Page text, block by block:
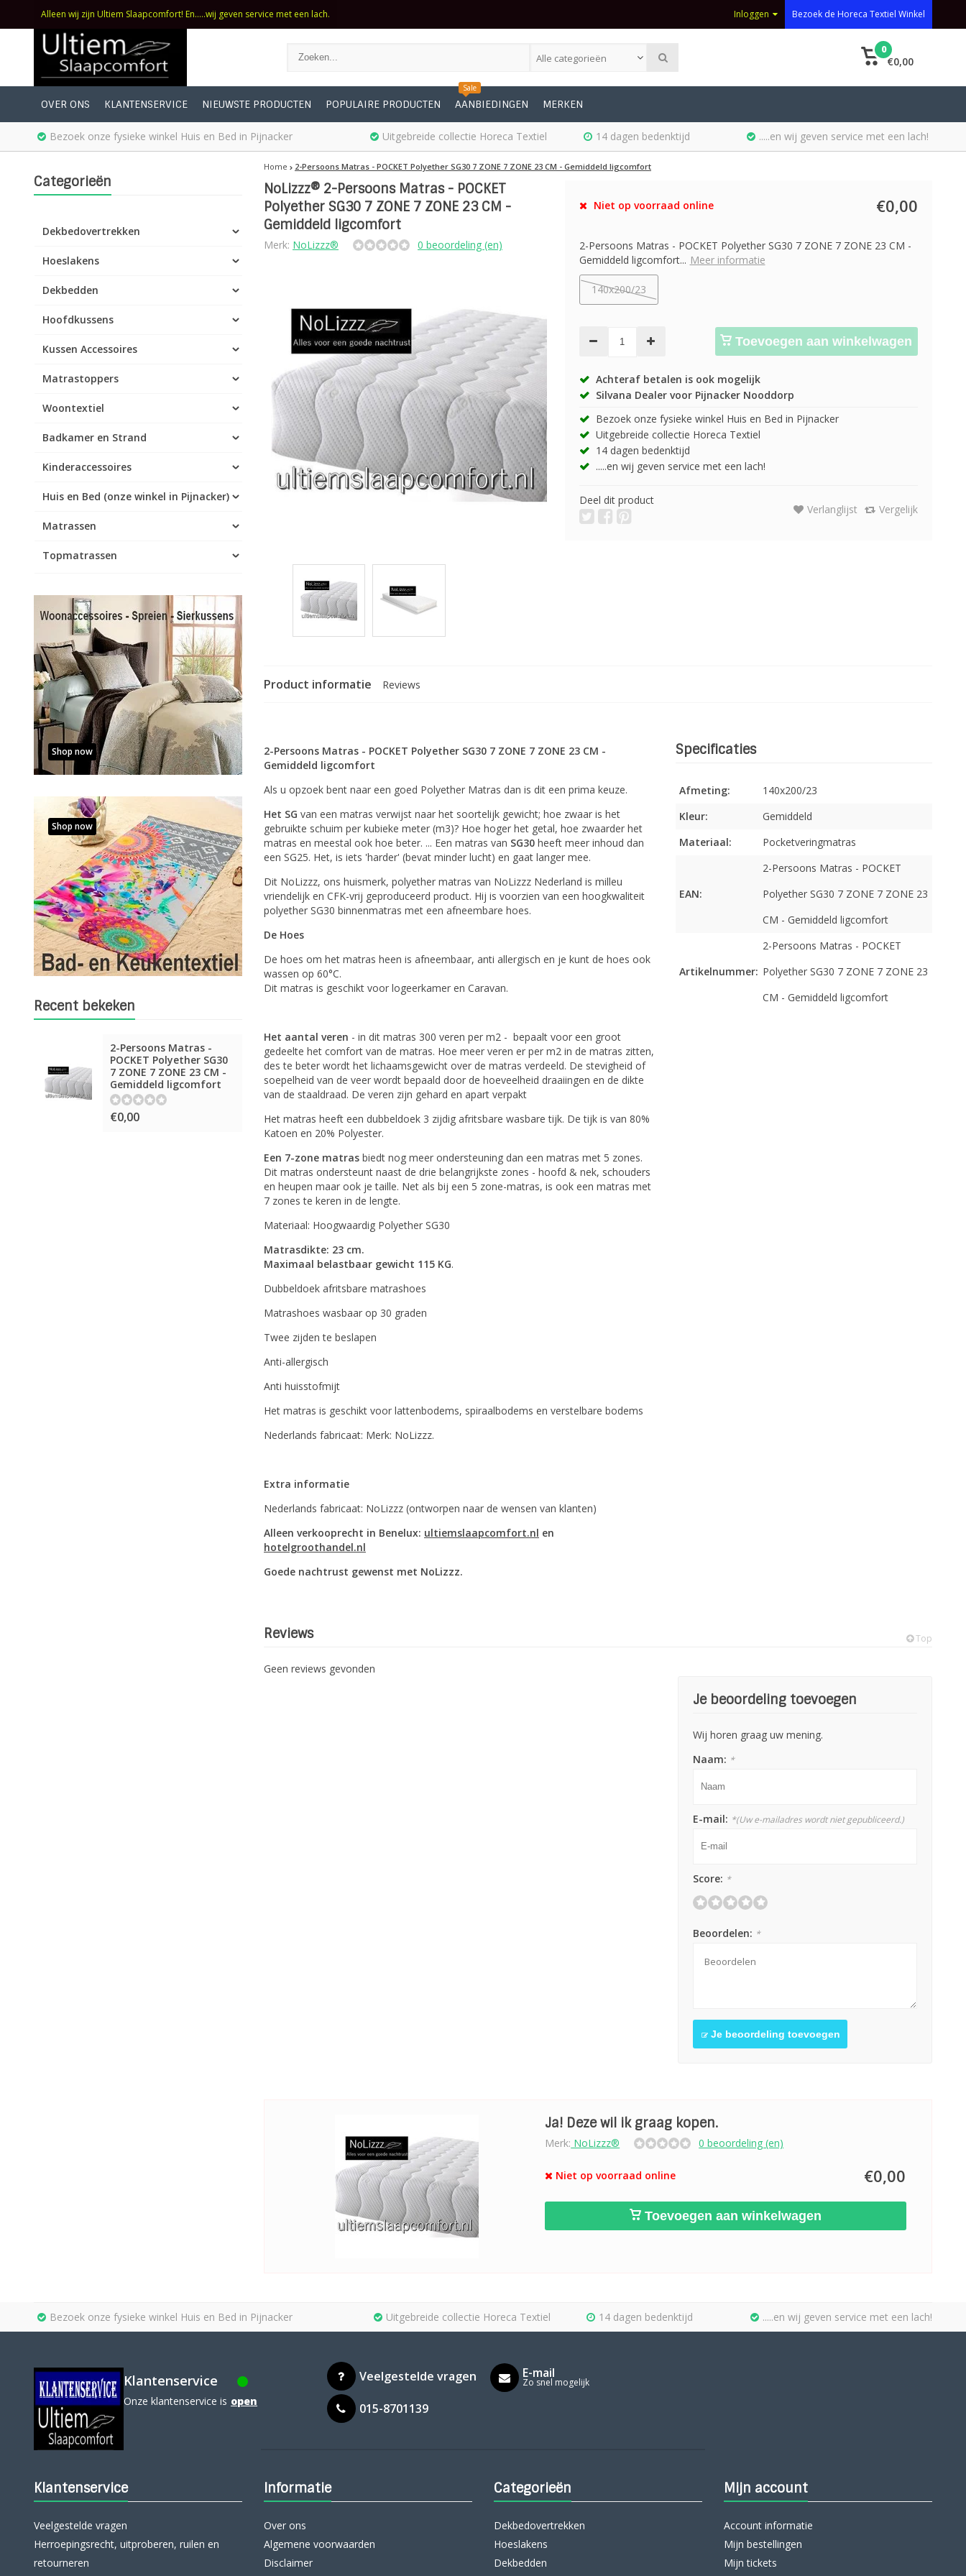
Alleen wij zijn Ultiem Slaapcomfort! En.....wij geven service met een lach. Inloggen Bezoek de Horeca Textiel Winkel
Alle categorieën
0
€0,00
OVER ONS KLANTENSERVICE NIEUWSTE PRODUCTEN POPULAIRE PRODUCTEN
Sale
AANBIEDINGEN MERKEN
Bezoek onze fysieke winkel Huis en Bed in Pijnacker Uitgebreide collectie Horeca Textiel 14 dagen bedenktijd .....en wij geven service met een lach!
Categorieën
Dekbedovertrekken
Hoeslakens
Dekbedden
Hoofdkussens
Kussen Accessoires
Matrastoppers
Woontextiel
Badkamer en Strand
Kinderaccessoires
Huis en Bed (onze winkel in Pijnacker)
Matrassen
Topmatrassen
Shop now
Shop now
Recent bekeken
2-Persoons Matras -
POCKET Polyether SG30
7 ZONE 7 ZONE 23 CM -
Gemiddeld ligcomfort
€0,00
Home 2-Persoons Matras - POCKET Polyether SG30 7 ZONE 7 ZONE 23 CM - Gemiddeld ligcomfort
NoLizzz® 2-Persoons Matras - POCKET
Polyether SG30 7 ZONE 7 ZONE 23 CM -
Gemiddeld ligcomfort
Merk: NoLizzz® 0 beoordeling (en)
Niet op voorraad online €0,00
2-Persoons Matras - POCKET Polyether SG30 7 ZONE 7 ZONE 23 CM -
Gemiddeld ligcomfort... Meer informatie
140x200/23
Toevoegen aan winkelwagen
Achteraf betalen is ook mogelijk
Silvana Dealer voor Pijnacker Nooddorp
Bezoek onze fysieke winkel Huis en Bed in Pijnacker
Uitgebreide collectie Horeca Textiel
14 dagen bedenktijd
.....en wij geven service met een lach!
Deel dit product
Verlanglijst Vergelijk
Product informatie Reviews
2-Persoons Matras - POCKET Polyether SG30 7 ZONE 7 ZONE 23 CM -
Gemiddeld ligcomfort
Als u opzoek bent naar een goed Polyether Matras dan is dit een prima keuze.
Het SG van een matras verwijst naar het soortelijk gewicht; hoe zwaar is het
gebruikte schuim per kubieke meter (m3)? Hoe hoger het getal, hoe zwaarder het
matras en meestal ook hoe beter. ... Een matras van SG30 heeft meer inhoud dan
een SG25. Het, is iets 'harder' (bevat minder lucht) en gaat langer mee.
Dit NoLizzz, ons huismerk, polyether matras van NoLizzz Nederland is milleu
vriendelijk en CFK-vrij geproduceerd product. Hij is voorzien van een hoogkwaliteit
polyether SG30 binnenmatras met een afneembare hoes.
De Hoes
De hoes om het matras heen is afneembaar, anti allergisch en je kunt de hoes ook
wassen op 60°C.
Dit matras is geschikt voor logeerkamer en Caravan.
Het aantal veren - in dit matras 300 veren per m2 - bepaalt voor een groot
gedeelte het comfort van de matras. Hoe meer veren er per m2 in de matras zitten,
des te beter wordt het lichaamsgewicht over de matras verdeeld. De stevigheid of
soepelheid van de veer wordt bepaald door de hoeveelheid draaiingen en de dikte
van de staaldraad. De veren zijn gehard en apart verpakt
Het matras heeft een dubbeldoek 3 zijdig afritsbare wasbare tijk. De tijk is van 80%
Katoen en 20% Polyester.
Een 7-zone matras biedt nog meer ondersteuning dan een matras met 5 zones.
Dit matras ondersteunt naast de drie belangrijkste zones - hoofd & nek, schouders
en heupen maar ook je taille. Net als bij een 5 zone-matras, is ook een matras met
7 zones te keren in de lengte.
Materiaal: Hoogwaardig Polyether SG30
Matrasdikte: 23 cm.
Maximaal belastbaar gewicht 115 KG.
Dubbeldoek afritsbare matrashoes
Matrashoes wasbaar op 30 graden
Twee zijden te beslapen
Anti-allergisch
Anti huisstofmijt
Het matras is geschikt voor lattenbodems, spiraalbodems en verstelbare bodems
Nederlands fabricaat: Merk: NoLizzz.
Extra informatie
Nederlands fabricaat: NoLizzz (ontworpen naar de wensen van klanten)
Alleen verkooprecht in Benelux: ultiemslaapcomfort.nl en
hotelgroothandel.nl
Goede nachtrust gewenst met NoLizzz.
Specificaties
Afmeting:
140x200/23
Kleur:
Gemiddeld
Materiaal:
Pocketveringmatras
EAN:
2-Persoons Matras - POCKET
Polyether SG30 7 ZONE 7 ZONE 23
CM - Gemiddeld ligcomfort
Artikelnummer:
2-Persoons Matras - POCKET
Polyether SG30 7 ZONE 7 ZONE 23
CM - Gemiddeld ligcomfort
Reviews Top
Geen reviews gevonden
Je beoordeling toevoegen
Wij horen graag uw mening.
Naam: *
E-mail: *(Uw e-mailadres wordt niet gepubliceerd.)
Score: *
Beoordelen: *
Je beoordeling toevoegen
Ja! Deze wil ik graag kopen.
Merk: NoLizzz® 0 beoordeling (en)
Niet op voorraad online €0,00
Toevoegen aan winkelwagen
Bezoek onze fysieke winkel Huis en Bed in Pijnacker Uitgebreide collectie Horeca Textiel 14 dagen bedenktijd .....en wij geven service met een lach!
Klantenservice
Onze klantenservice is open
Veelgestelde vragen
015-8701139
E-mail
Zo snel mogelijk
Klantenservice
Veelgestelde vragen
Herroepingsrecht, uitproberen, ruilen en
retourneren
Informatie
Over ons
Algemene voorwaarden
Disclaimer
Categorieën
Dekbedovertrekken
Hoeslakens
Dekbedden
Mijn account
Account informatie
Mijn bestellingen
Mijn tickets